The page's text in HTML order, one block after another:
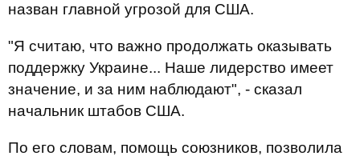
назван главной угрозой для США.
"Я считаю, что важно продолжать оказывать
поддержку Украине... Наше лидерство имеет
значение, и за ним наблюдают", - сказал
начальник штабов США.
По его словам, помощь союзников, позволила